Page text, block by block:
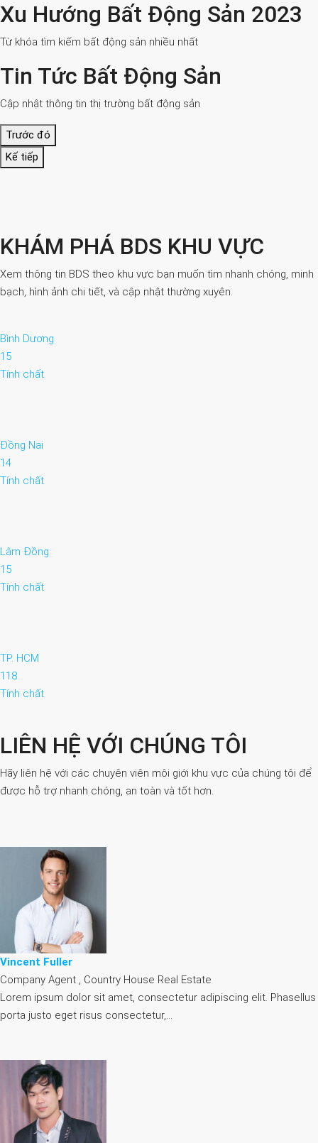
Xu Hướng Bất Động Sản 2023
Từ khóa tìm kiếm bất động sản nhiều nhất
Tin Tức Bất Động Sản
Cập nhật thông tin thị trường bất động sản
Trước đó
Kế tiếp
KHÁM PHÁ BDS KHU VỰC
Xem thông tin BDS theo khu vực bạn muốn tìm nhanh chóng, minh
bạch, hình ảnh chi tiết, và cập nhật thường xuyên.
Bình Dương
15
Tính chất
Đồng Nai
14
Tính chất
Lâm Đồng
15
Tính chất
TP. HCM
118
Tính chất
LIÊN HỆ VỚI CHÚNG TÔI
Hãy liên hệ với các chuyên viên môi giới khu vực của chúng tôi để
được hỗ trợ nhanh chóng, an toàn và tốt hơn.
Vincent Fuller
Company Agent , Country House Real Estate
Lorem ipsum dolor sit amet, consectetur adipiscing elit. Phasellus
porta justo eget risus consectetur,…